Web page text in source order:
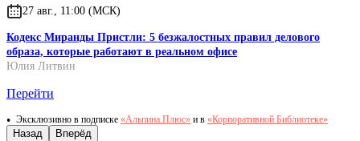
27 авг., 11:00 (МСК)
Кодекс Миранды Пристли: 5 безжалостных правил делового
образа, которые работают в реальном офисе
Юлия Литвин
Перейти
Эксклюзивно в подписке «Альпина.Плюс» и в «Корпоративной Библиотеке»
Назад Вперёд